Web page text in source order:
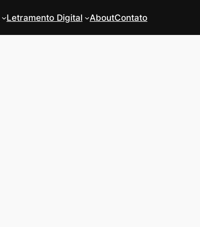
Letramento Digital AboutContato